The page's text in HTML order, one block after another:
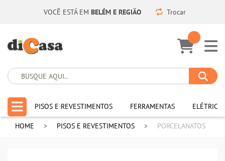
VOCÊ ESTÁ EM BELÉM E REGIÃO Trocar
PISOS E REVESTIMENTOS FERRAMENTAS ELÉTRICA
HOME PISOS E REVESTIMENTOS PORCELANATOS